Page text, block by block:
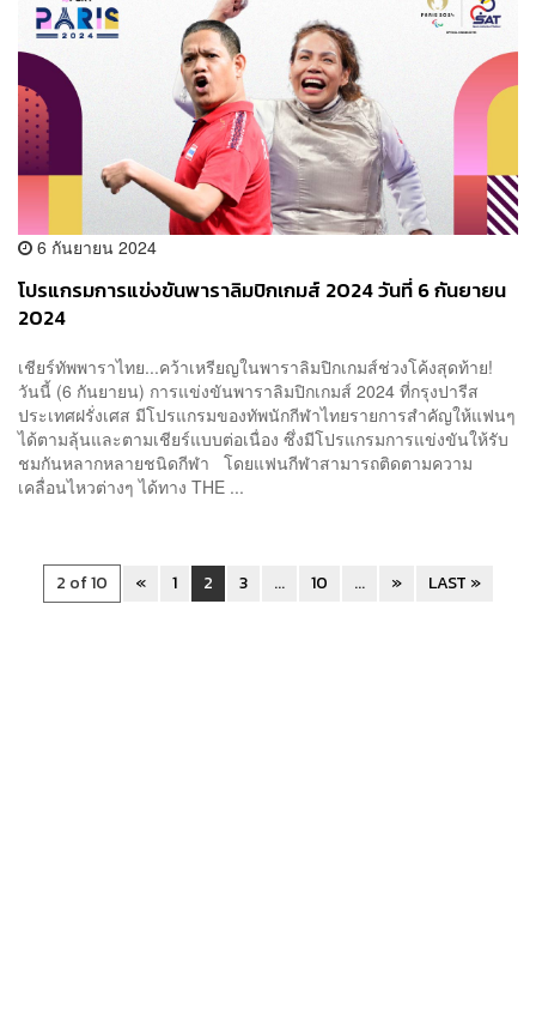
6 กันยายน 2024
โปรแกรมการแข่งขันพาราลิมปิกเกมส์ 2024 วันที่ 6 กันยายน
2024
เชียร์ทัพพาราไทย...คว้าเหรียญในพาราลิมปิกเกมส์ช่วงโค้งสุดท้าย!
วันนี้ (6 กันยายน) การแข่งขันพาราลิมปิกเกมส์ 2024 ที่กรุงปารีส
ประเทศฝรั่งเศส มีโปรแกรมของทัพนักกีฬาไทยรายการสำคัญให้แฟนๆ
ได้ตามลุ้นและตามเชียร์แบบต่อเนื่อง ซึ่งมีโปรแกรมการแข่งขันให้รับ
ชมกันหลากหลายชนิดกีฬา โดยแฟนกีฬาสามารถติดตามความ
เคลื่อนไหวต่างๆ ได้ทาง THE ...
2 of 10 « 1 2 3 ... 10 ... » LAST »